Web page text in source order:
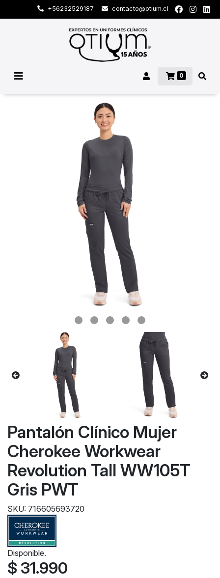
+56232529187 contacto@otium.cl
0
Pantalón Clínico Mujer
Cherokee Workwear
Revolution Tall WW105T
Gris PWT
SKU: 716605693720
Disponible.
$ 31.990